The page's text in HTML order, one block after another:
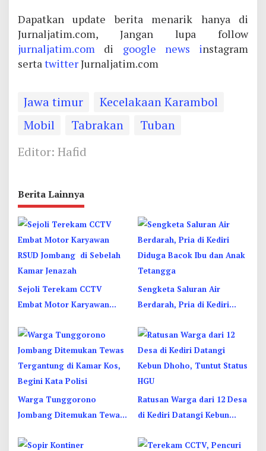
Dapatkan update berita menarik hanya di
Jurnaljatim.com, Jangan lupa follow
jurnaljatim.com di google news instagram
sertatwitterJurnaljatim.com
Jawa timur
Kecelakaan Karambol
Mobil
Tabrakan
Tuban
Editor: Hafid
Berita Lainnya
Sejoli Terekam CCTV
Embat Motor Karyawan
Kamar Jenazah
Sengketa Saluran Air
Berdarah, Pria di Kediri
Tetangga
Warga Tunggorono
Jombang Ditemukan Tewas
Begini Kata Polisi
Ratusan Warga dari 12 Desa
di Kediri Datangi Kebun